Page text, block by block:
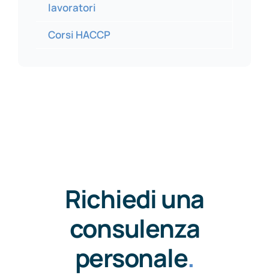
lavoratori
Corsi HACCP
Richiedi una
consulenza
personale.